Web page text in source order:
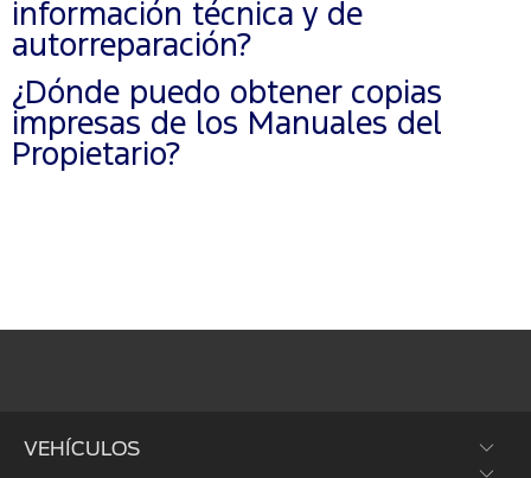
información técnica y de
autorreparación?
¿Dónde puedo obtener copias
impresas de los Manuales del
Propietario?
VEHÍCULOS